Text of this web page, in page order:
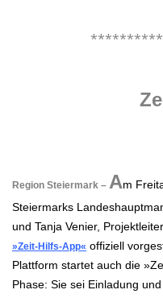
Region Steiermark – Am
Steiermarks
und Tanja Venier,
»Zeit-Hilfs-App« offiziell
Plattform startet auch die
Phase: Sie sei Einladung